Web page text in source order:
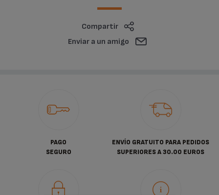
Compartir
Enviar a un amigo
PAGO
SEGURO
ENVÍO GRATUITO PARA PEDIDOS
SUPERIORES A 30.00 EUROS